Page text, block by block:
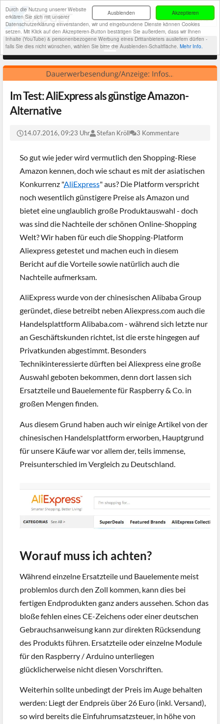
Akzeptieren
Ausblenden
Durch die Nutzung unserer Website
erklären Sie sich mit unserer
Datenschutzerklärung einverstanden, wir und eingebundene Dienste können Cookies
setzen. Mit Klick auf den Akzeptieren-Button bestätigen Sie außerdem, dass wir Ihnen
Inhalte (YouTube) & personenbezogene Werbung eines Drittanbieters ausliefern dürfen -
falls Sie dies nicht wünschen, wählen Sie bitte die Ausblenden-Schaltfläche. Mehr Info.
Im Test: AliExpress als günstige Amazon-
Alternative
14.07.2016, 09:23 Uhr Stefan Kröll 3 Kommentare
So gut wie jeder wird vermutlich den Shopping-Riese
Amazon kennen, doch wie schaut es mit der asiatischen
Konkurrenz "AliExpress" aus? Die Platform verspricht
noch wesentlich günstigere Preise als Amazon und
bietet eine unglaublich große Produktauswahl - doch
was sind die Nachteile der schönen Online-Shopping
Welt? Wir haben für euch die Shopping-Platform
Aliexpress getestet und machen euch in diesem
Bericht auf die Vorteile sowie natürlich auch die
Nachteile aufmerksam.
AliExpress wurde von der chinesischen Alibaba Group
geründet, diese betreibt neben Aliexpress.com auch die
Handelsplattform Alibaba.com - während sich letzte nur
an Geschäftskunden richtet, ist die erste hingegen auf
Privatkunden abgestimmt. Besonders
Technikinteressierte dürften bei Aliexpress eine große
Auswahl geboten bekommen, denn dort lassen sich
Ersatzteile und Bauelemente für Raspberry & Co. in
großen Mengen finden.
Aus diesem Grund haben auch wir einige Artikel von der
chinesischen Handelsplattform erworben, Hauptgrund
für unsere Käufe war vor allem der, teils immense,
Preisunterschied im Vergleich zu Deutschland.
Worauf muss ich achten?
Während einzelne Ersatzteile und Bauelemente meist
problemlos durch den Zoll kommen, kann dies bei
fertigen Endprodukten ganz anders aussehen. Schon das
bloße fehlen eines CE-Zeichens oder einer deutschen
Gebrauchsanweisung kann zur direkten Rücksendung
des Produkts führen. Ersatzteile oder einzelne Module
für den Raspberry / Arduino unterliegen
glücklicherweise nicht diesen Vorschriften.
Weiterhin sollte unbedingt der Preis im Auge behalten
werden: Liegt der Endpreis über 26 Euro (inkl. Versand),
so wird bereits die Einfuhrumsatzsteuer, in höhe von